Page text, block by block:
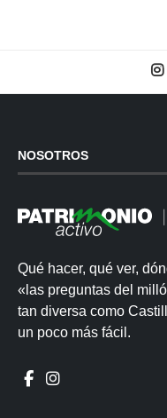
NOSOTROS
Qué hacer, qué ver,
«las preguntas del
tan diversa como
un poco más fácil.